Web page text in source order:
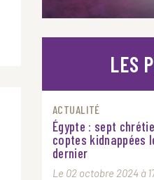
LES
ACTUALITÉ
Égypte : sept
coptes kidnappées
dernier
Le 02 octobre 2024 à